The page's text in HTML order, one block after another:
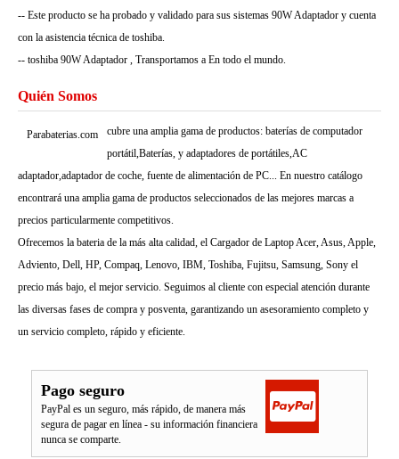
-- Este producto se ha probado y validado para sus sistemas 90W Adaptador y cuenta
con la asistencia técnica de toshiba.
-- toshiba 90W Adaptador , Transportamos a En todo el mundo.
Quién Somos
Parabaterias.com
cubre una amplia gama de productos: baterías de computador
portátil,Baterías, y adaptadores de portátiles,AC
adaptador,adaptador de coche, fuente de alimentación de PC... En nuestro catálogo
encontrará una amplia gama de productos seleccionados de las mejores marcas a
precios particularmente competitivos.
Ofrecemos la bateria de la más alta calidad, el Cargador de Laptop Acer, Asus, Apple,
Adviento, Dell, HP, Compaq, Lenovo, IBM, Toshiba, Fujitsu, Samsung, Sony el
precio más bajo, el mejor servicio. Seguimos al cliente con especial atención durante
las diversas fases de compra y posventa, garantizando un asesoramiento completo y
un servicio completo, rápido y eficiente.
Pago seguro
PayPal es un seguro, más rápido, de manera más
segura de pagar en línea - su información financiera
nunca se comparte.